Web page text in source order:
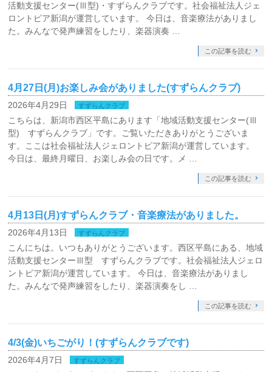
活動支援センター(Ⅲ型)・すずらんクラブです。社会福祉法人ジェ
ロントピア新潟が運営しています。 今日は、音楽療法がありまし
た。みんなで発声練習をしたり、楽器演奏 …
この記事を読む
4月27日(月)お楽しみ会がありました(すずらんクラブ)
2026年4月29日 すずらんクラブ
こちらは、新潟市西区平島にあります「地域活動支援センター(Ⅲ
型) すずらんクラブ」です。ご覧いただきありがとうございま
す。ここは社会福祉法人ジェロントピア新潟が運営しています。
今日は、最終月曜日、お楽しみ会の日です。メ …
この記事を読む
4月13日(月)すずらんクラブ・音楽療法がありました。
2026年4月13日 すずらんクラブ
こんにちは。いつもありがとうございます。西区平島にある、地域
活動支援センターⅢ型 すずらんクラブです。社会福祉法人ジェロ
ントピア新潟が運営しています。 今日は、音楽療法がありまし
た。みんなで発声練習をしたり、楽器演奏をし …
この記事を読む
4/3(金)いちごがり！(すずらんクラブです)
2026年4月7日 すずらんクラブ